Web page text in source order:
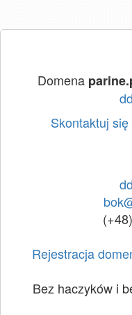
Domena
Skontaktuj się
Rejestracja
Bez haczyków i